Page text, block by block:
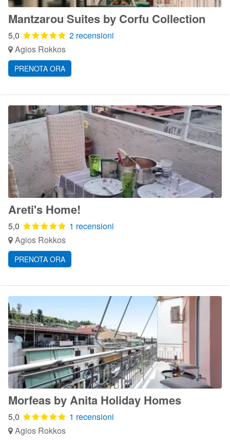
Mantzarou Suites by Corfu Collection
5,0
2 recensioni
Agios Rokkos
PRENOTA ORA
Areti's Home!
5,0
1 recensioni
Agios Rokkos
PRENOTA ORA
Morfeas by Anita Holiday Homes
5,0
1 recensioni
Agios Rokkos